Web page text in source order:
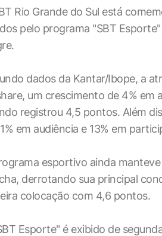
Rio Grande do Sul está
pelo programa "SBT
dados da Kantar/Ibope, a
um crescimento de 4% em
registrou 4,5 pontos. Além
em audiência e 13% em
esportivo ainda
derrotando sua principal
colocação com 4,6 pontos.
Esporte" é exibido de